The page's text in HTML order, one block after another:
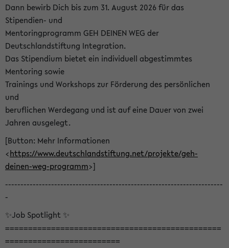
Dann bewirb Dich bis zum 31. August 2026 für das
Stipendien- und
Mentoringprogramm GEH DEINEN WEG der
Deutschlandstiftung Integration.
Das Stipendium bietet ein individuell abgestimmtes
Mentoring sowie
Trainings und Workshops zur Förderung des persönlichen
und
beruflichen Werdegang und ist auf eine Dauer von zwei
Jahren ausgelegt.
[Button: Mehr Informationen
<https://www.deutschlandstiftung.net/projekte/geh-
deinen-weg-programm>]
-----------------------------------------------------------------------
-
✨Job Spotlight ✨
===============================================
=========================